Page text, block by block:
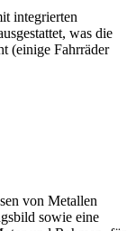
integrierten
was die
(einige Fahrräder
von Metallen
sowie eine